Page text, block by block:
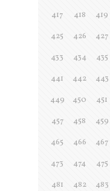
417
418 419
425
426 427
433
434 435
441
442 443
449
450 451
457
458 459
465
466 467
473
474 475
481
482 483